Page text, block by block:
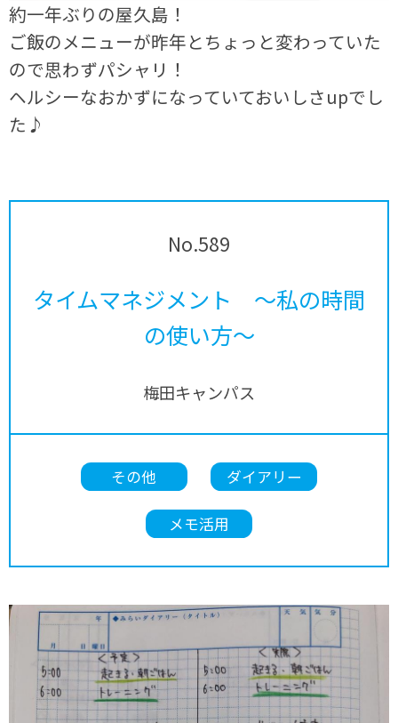
約一年ぶりの屋久島！
ご飯のメニューが昨年とちょっと変わっていた
ので思わずパシャリ！
ヘルシーなおかずになっていておいしさupでし
た♪
No.589
タイムマネジメント ～私の時間
の使い方～
梅田キャンパス
その他 ダイアリー
メモ活用